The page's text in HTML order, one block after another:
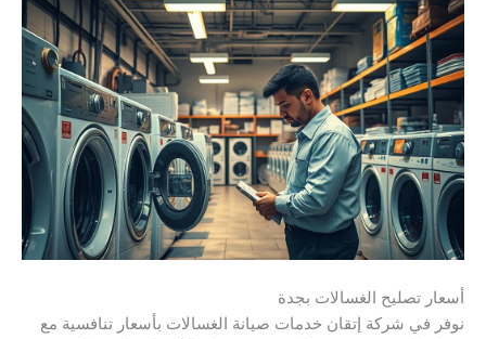
أسعار تصليح الغسالات بجدة
نوفر في شركة إتقان خدمات صيانة الغسالات بأسعار تنافسية مع